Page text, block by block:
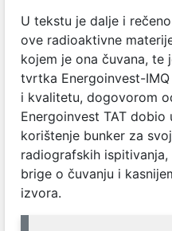
U tekstu je dalje i
ove radioaktivne
kojem je ona čuvana, te
tvrtka Energoinvest-
i kvalitetu, dogovorom
Energoinvest TAT dobio
korištenje bunker za
radiografskih
brige o čuvanju i
izvora.